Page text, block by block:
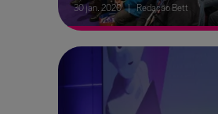
30 jan. 2020 Redação Bett